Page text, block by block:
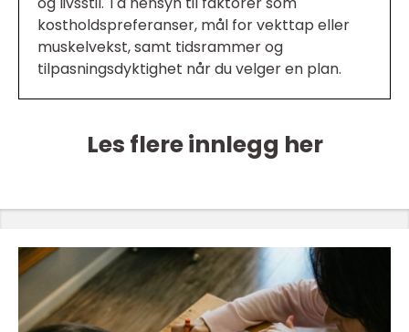
kostholdspreferanser, mål for vekttap eller
muskelvekst, samt tidsrammer og
tilpasningsdyktighet når du velger en plan.
Les flere innlegg her